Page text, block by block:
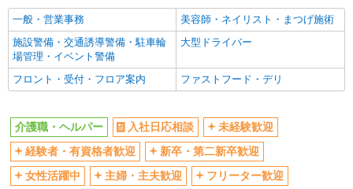
高収入・高額
ボーナス・賞与あり
昇給あり
完全週休2日制
フルタイム歓迎
駅直結・駅チカ
車通勤OK
残業少なめ（月20h未満）
交通費支給
社会保険あり
産休・育休取得実績あり
退職金・財形貯蓄制度あり
各種手当（家族・役職・インセン
ティブなど）あり
一般・営業事務
美容師・ネイリスト・まつげ施術
施設警備・交通誘導警備・駐車輪
場管理・イベント警備
大型ドライバー
フロント・受付・フロア案内 ファストフード・デリ
介護職・ヘルパー 入社日応相談
未経験歓迎
経験者・有資格者歓迎
新卒・第二新卒歓迎
女性活躍中
主婦・主夫歓迎
フリーター歓迎